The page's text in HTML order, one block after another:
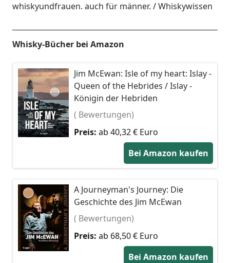
whiskyundfrauen. auch für männer.
Whiskywissen
Whisky-Bücher bei Amazon
Jim McEwan: Isle of my heart: Islay -
Queen of the Hebrides / Islay -
Königin der Hebriden
( Bewertungen)
Preis: ab 40,32 € Euro
Bei Amazon kaufen
A Journeyman's Journey: Die
Geschichte des Jim McEwan
( Bewertungen)
Preis: ab 68,50 € Euro
Bei Amazon kaufen